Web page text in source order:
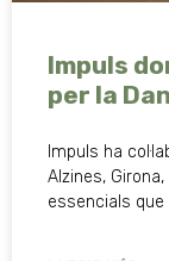
Impuls
per la
Impuls ha
Alzines,
essencials